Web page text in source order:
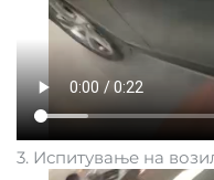
3. Испитување на